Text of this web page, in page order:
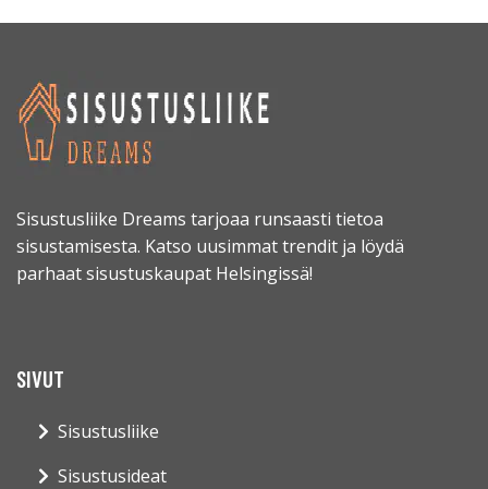
Sisustusliike Dreams tarjoaa runsaasti tietoa
sisustamisesta. Katso uusimmat trendit ja löydä
parhaat sisustuskaupat Helsingissä!
SIVUT
Sisustusliike
Sisustusideat